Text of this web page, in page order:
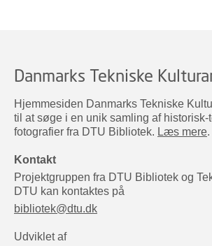
Danmarks Tekniske
Hjemmesiden Danmarks Tekniske
til at søge i en unik samling af
fotografier fra DTU Bibliotek. Læs mere.
Kontakt
Projektgruppen fra DTU Bibliotek og
DTU kan kontaktes på
bibliotek@dtu.dk
Udviklet af